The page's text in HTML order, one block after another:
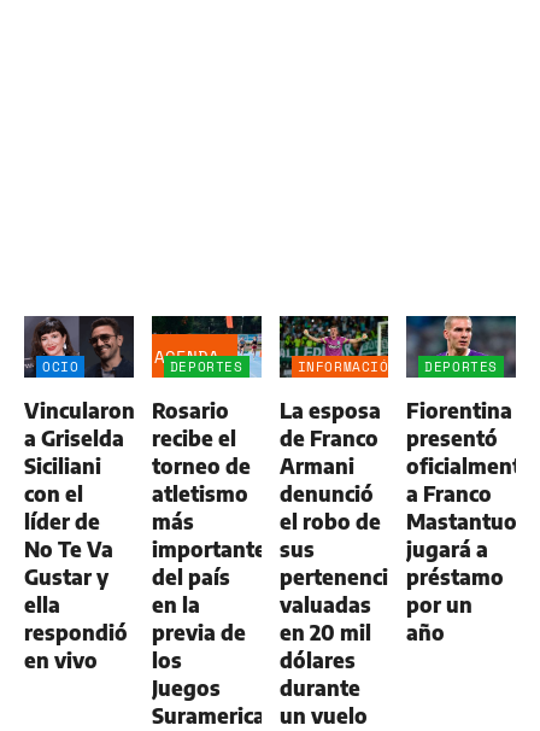
OCIO
Vincularon
a Griselda
Siciliani
con el
líder de
No Te Va
Gustar y
ella
respondió
en vivo
DEPORTES
AGENDA
Rosario
recibe el
torneo de
atletismo
más
importante
del país
en la
previa de
los
Juegos
Suramericanos
INFORMACIÓN
La esposa
de Franco
Armani
denunció
el robo de
sus
pertenencias
valuadas
en 20 mil
dólares
durante
un vuelo
DEPORTES
Fiorentina
presentó
oficialmente
a Franco
jugará a
préstamo
por un
año